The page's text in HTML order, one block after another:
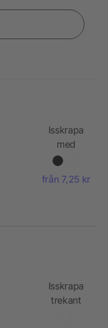
Isskrapa
med
handtag
från 7,25 kr
Isskrapa
trekant